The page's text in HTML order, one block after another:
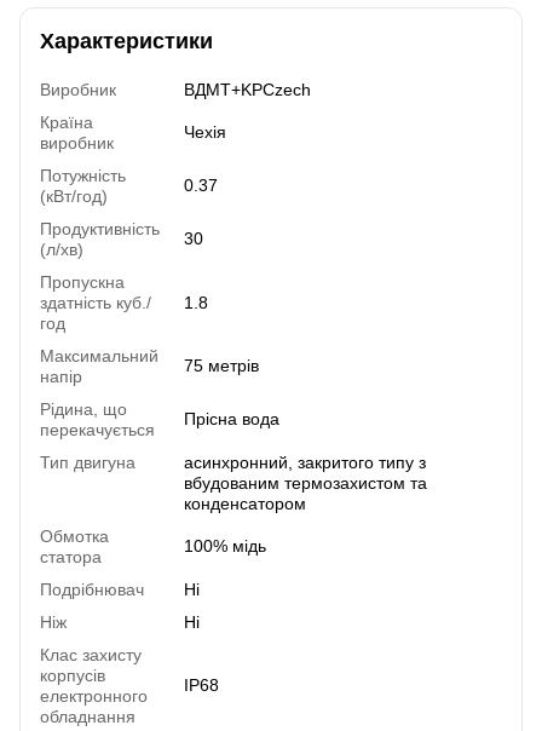
Характеристики
Виробник
ВДМТ+KPCzech
Країна
виробник
Чехія
Потужність
(кВт/год)
0.37
Продуктивність
(л/хв)
30
Пропускна
здатність куб./
год
1.8
Максимальний
напір
75 метрів
Рідина, що
перекачується
Прісна вода
Тип двигуна
асинхронний, закритого типу з
вбудованим термозахистом та
конденсатором
Обмотка
статора
100% мідь
Подрібнювач
Ні
Ніж
Ні
Клас захисту
корпусів
електронного
обладнання
IP68